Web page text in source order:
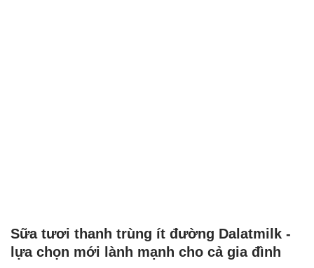
Sữa tươi thanh trùng ít đường Dalatmilk -
lựa chọn mới lành mạnh cho cả gia đình